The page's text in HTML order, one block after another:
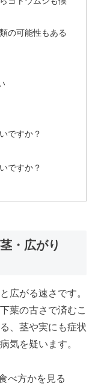
の可能性もある
ですか？
ですか？
・広がり
広がる速さです。
葉の古さで済むこ
、茎や実にも症状
気を疑います。
べ方かを見る